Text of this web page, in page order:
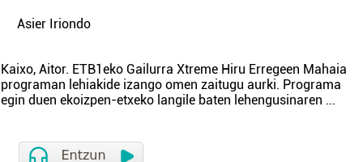
Asier Iriondo
Kaixo, Aitor. ETB1eko Gailurra Xtreme Hiru Erregeen Mahaia
programan lehiakide izango omen zaitugu aurki. Programa
egin duen ekoizpen-etxeko langile baten lehengusinaren ...